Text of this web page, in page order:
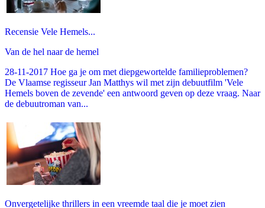
Recensie Vele Hemels...
Van de hel naar de hemel
28-11-2017 Hoe ga je om met diepgewortelde familieproblemen?
De Vlaamse regisseur Jan Matthys wil met zijn debuutfilm 'Vele
Hemels boven de zevende' een antwoord geven op deze vraag. Naar
de debuutroman van...
Onvergetelijke thrillers in een vreemde taal die je moet zien